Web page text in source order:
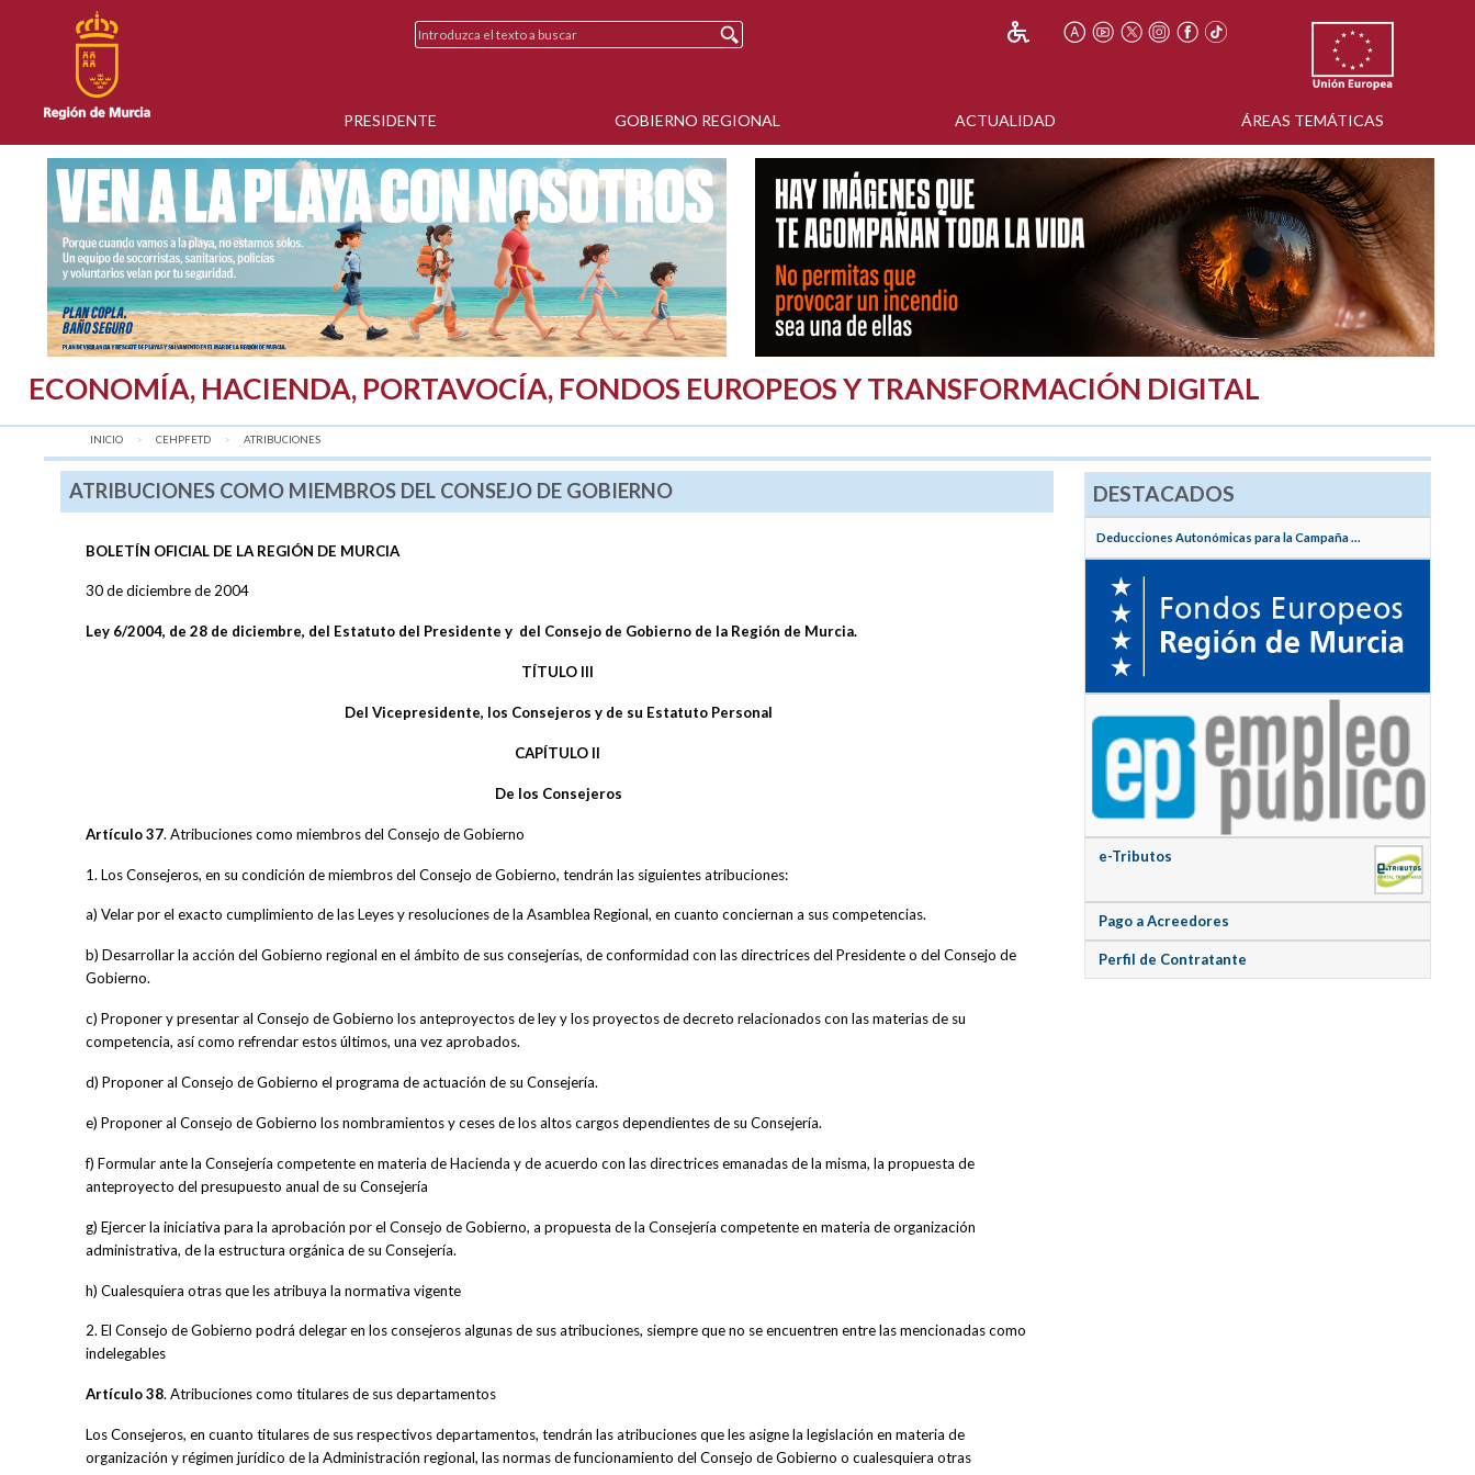
PRESIDENTE GOBIERNO REGIONAL ACTUALIDAD ÁREAS TEMÁTICAS
ECONOMÍA, HACIENDA, PORTAVOCÍA, FONDOS EUROPEOS Y TRANSFORMACIÓN DIGITAL
INICIO CEHPFETD AQUÍ:
ATRIBUCIONES
ATRIBUCIONES COMO MIEMBROS DEL CONSEJO DE GOBIERNO
BOLETÍN OFICIAL DE LA REGIÓN DE MURCIA
30 de diciembre de 2004
Ley 6/2004, de 28 de diciembre, del Estatuto del Presidente y del Consejo de Gobierno de la Región de Murcia.
TÍTULO III
Del Vicepresidente, los Consejeros y de su Estatuto Personal
CAPÍTULO II
De los Consejeros
Artículo 37. Atribuciones como miembros del Consejo de Gobierno
1. Los Consejeros, en su condición de miembros del Consejo de Gobierno, tendrán las siguientes atribuciones:
a) Velar por el exacto cumplimiento de las Leyes y resoluciones de la Asamblea Regional, en cuanto conciernan a sus competencias.
b) Desarrollar la acción del Gobierno regional en el ámbito de sus consejerías, de conformidad con las directrices del Presidente o del Consejo de
Gobierno.
c) Proponer y presentar al Consejo de Gobierno los anteproyectos de ley y los proyectos de decreto relacionados con las materias de su
competencia, así como refrendar estos últimos, una vez aprobados.
d) Proponer al Consejo de Gobierno el programa de actuación de su Consejería.
e) Proponer al Consejo de Gobierno los nombramientos y ceses de los altos cargos dependientes de su Consejería.
f) Formular ante la Consejería competente en materia de Hacienda y de acuerdo con las directrices emanadas de la misma, la propuesta de
anteproyecto del presupuesto anual de su Consejería
g) Ejercer la iniciativa para la aprobación por el Consejo de Gobierno, a propuesta de la Consejería competente en materia de organización
administrativa, de la estructura orgánica de su Consejería.
h) Cualesquiera otras que les atribuya la normativa vigente
2. El Consejo de Gobierno podrá delegar en los consejeros algunas de sus atribuciones, siempre que no se encuentren entre las mencionadas como
indelegables
Artículo 38. Atribuciones como titulares de sus departamentos
Los Consejeros, en cuanto titulares de sus respectivos departamentos, tendrán las atribuciones que les asigne la legislación en materia de
organización y régimen jurídico de la Administración regional, las normas de funcionamiento del Consejo de Gobierno o cualesquiera otras
DESTACADOS
Deducciones Autonómicas para la Campaña ...
e-Tributos
Pago a Acreedores
Perfil de Contratante